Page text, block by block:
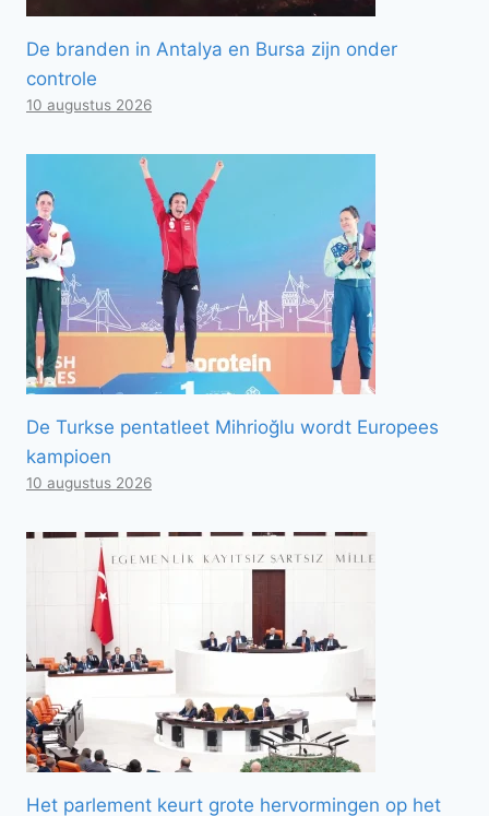
De branden in Antalya en Bursa zijn onder
controle
10 augustus 2026
De Turkse pentatleet Mihrioğlu wordt Europees
kampioen
10 augustus 2026
Het parlement keurt grote hervormingen op het